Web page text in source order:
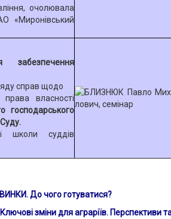
очолювала
«Миронівський
забезпечення
справ щодо
власності
господарського
школи суддів
До чого готуватися?
зміни для аграріїв. Перспективи та